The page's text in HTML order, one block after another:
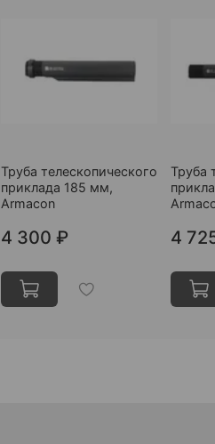
Труба телескопического
приклада 185 мм,
Armacon
4 300 ₽
Труба
4